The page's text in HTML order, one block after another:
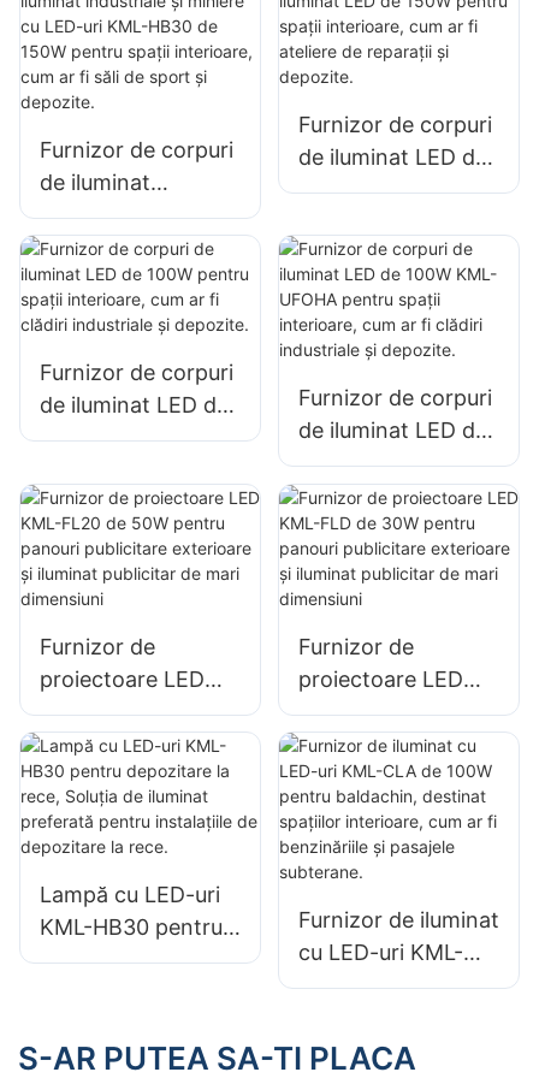
îngustă KML-HB50,
pentru iluminatul
spațiilor interioare
depozite etc.
Furnizor de corpuri
de iluminat
industriale și
miniere cu LED-uri
KML-HB30 de
150W pentru spații
interioare, cum ar fi
săli de sport și
depozite.
Furnizor de corpuri
de iluminat LED de
150W pentru spații
ateliere de reparații
și depozite.
Furnizor de corpuri
de iluminat LED de
100W pentru spații
clădiri industriale și
depozite.
Furnizor de corpuri
de iluminat LED de
100W KML-UFOHA
pentru spații
interioare, cum ar fi
clădiri industriale și
depozite.
Furnizor de
proiectoare LED
KML-FL20 de 50W
pentru panouri
publicitare
exterioare și
iluminat publicitar
Furnizor de
proiectoare LED
KML-FLD de 30W
pentru panouri
publicitare
exterioare și
iluminat publicitar
de mari dimensiuni
Lampă cu LED-uri
KML-HB30 pentru
depozitare la rece,
instalațiile de
Furnizor de iluminat
cu LED-uri KML-
CLA de 100W
destinat spațiilor
S-AR PUTEA SA-TI PLACA